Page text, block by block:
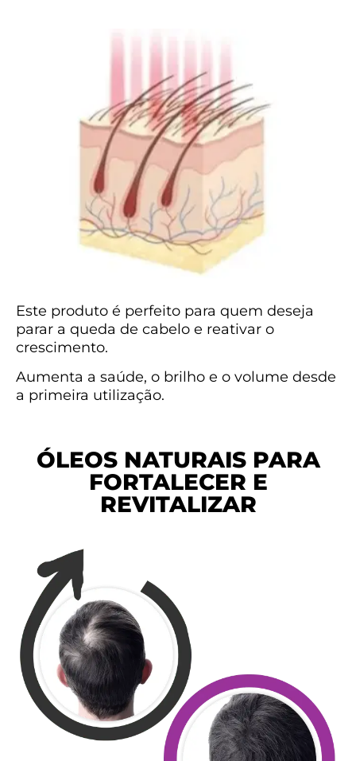
Este produto é perfeito para quem deseja
parar a queda de cabelo e reativar o
crescimento.
Aumenta a saúde, o brilho e o volume desde
a primeira utilização.
ÓLEOS NATURAIS PARA
FORTALECER E
REVITALIZAR